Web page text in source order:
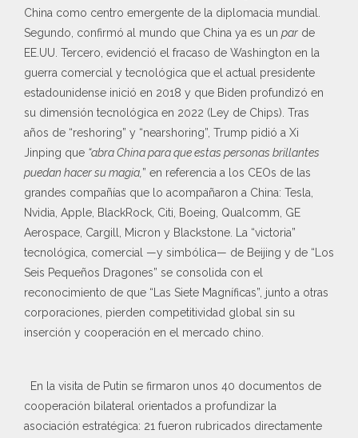
China como centro emergente de la diplomacia mundial.
Segundo, confirmó al mundo que China ya es un par de
EE.UU. Tercero, evidenció el fracaso de Washington en la
guerra comercial y tecnológica que el actual presidente
estadounidense inició en 2018 y que Biden profundizó en
su dimensión tecnológica en 2022 (Ley de Chips). Tras
años de “reshoring” y “nearshoring”, Trump pidió a Xi
Jinping que “abra China para que estas personas brillantes
puedan hacer su magia, ” en referencia a los CEOs de las
grandes compañías que lo acompañaron a China: Tesla,
Nvidia, Apple, BlackRock, Citi, Boeing, Qualcomm, GE
Aerospace, Cargill, Micron y Blackstone. La “victoria”
tecnológica, comercial —y simbólica— de Beijing y de “Los
Seis Pequeños Dragones” se consolida con el
reconocimiento de que “Las Siete Magníficas”, junto a otras
corporaciones, pierden competitividad global sin su
inserción y cooperación en el mercado chino.
En la visita de Putin se firmaron unos 40 documentos de
cooperación bilateral orientados a profundizar la
asociación estratégica: 21 fueron rubricados directamente